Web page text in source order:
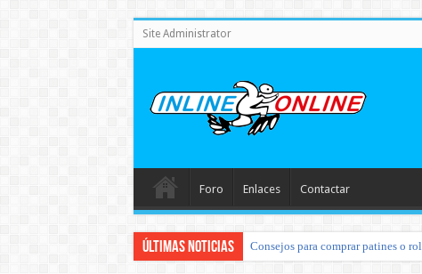
Site Administrator
Foro Enlaces Contactar
Últimas noticias Consejos para comprar patines o